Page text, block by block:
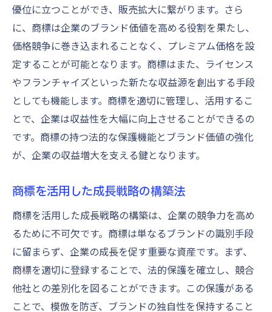
優位に立つことができ、販売拡大に繋がります。さら
に、商標は企業のブランド価値を高める役割を果たし、
価格競争に巻き込まれることなく、プレミアム価格を設
定することが可能となります。商標はまた、ライセンス
やフランチャイズといった新たな収益源を創出する手段
としても機能します。商標を適切に管理し、活用するこ
とで、企業は収益性を大幅に向上させることができるの
です。商標の持つ法的な保護機能とブランド価値の強化
が、企業の収益増大を支える鍵となります。
商標を活用した成長戦略の構築法
商標を活用した成長戦略の構築は、企業の競争力を高め
るために不可欠です。商標は単なるブランドの識別手段
に留まらず、企業の成長を促す重要な資産です。まず、
商標を適切に登録することで、法的保護を確立し、競合
他社との差別化を図ることができます。この保護がある
ことで、模倣を防ぎ、ブランドの独自性を保持すること